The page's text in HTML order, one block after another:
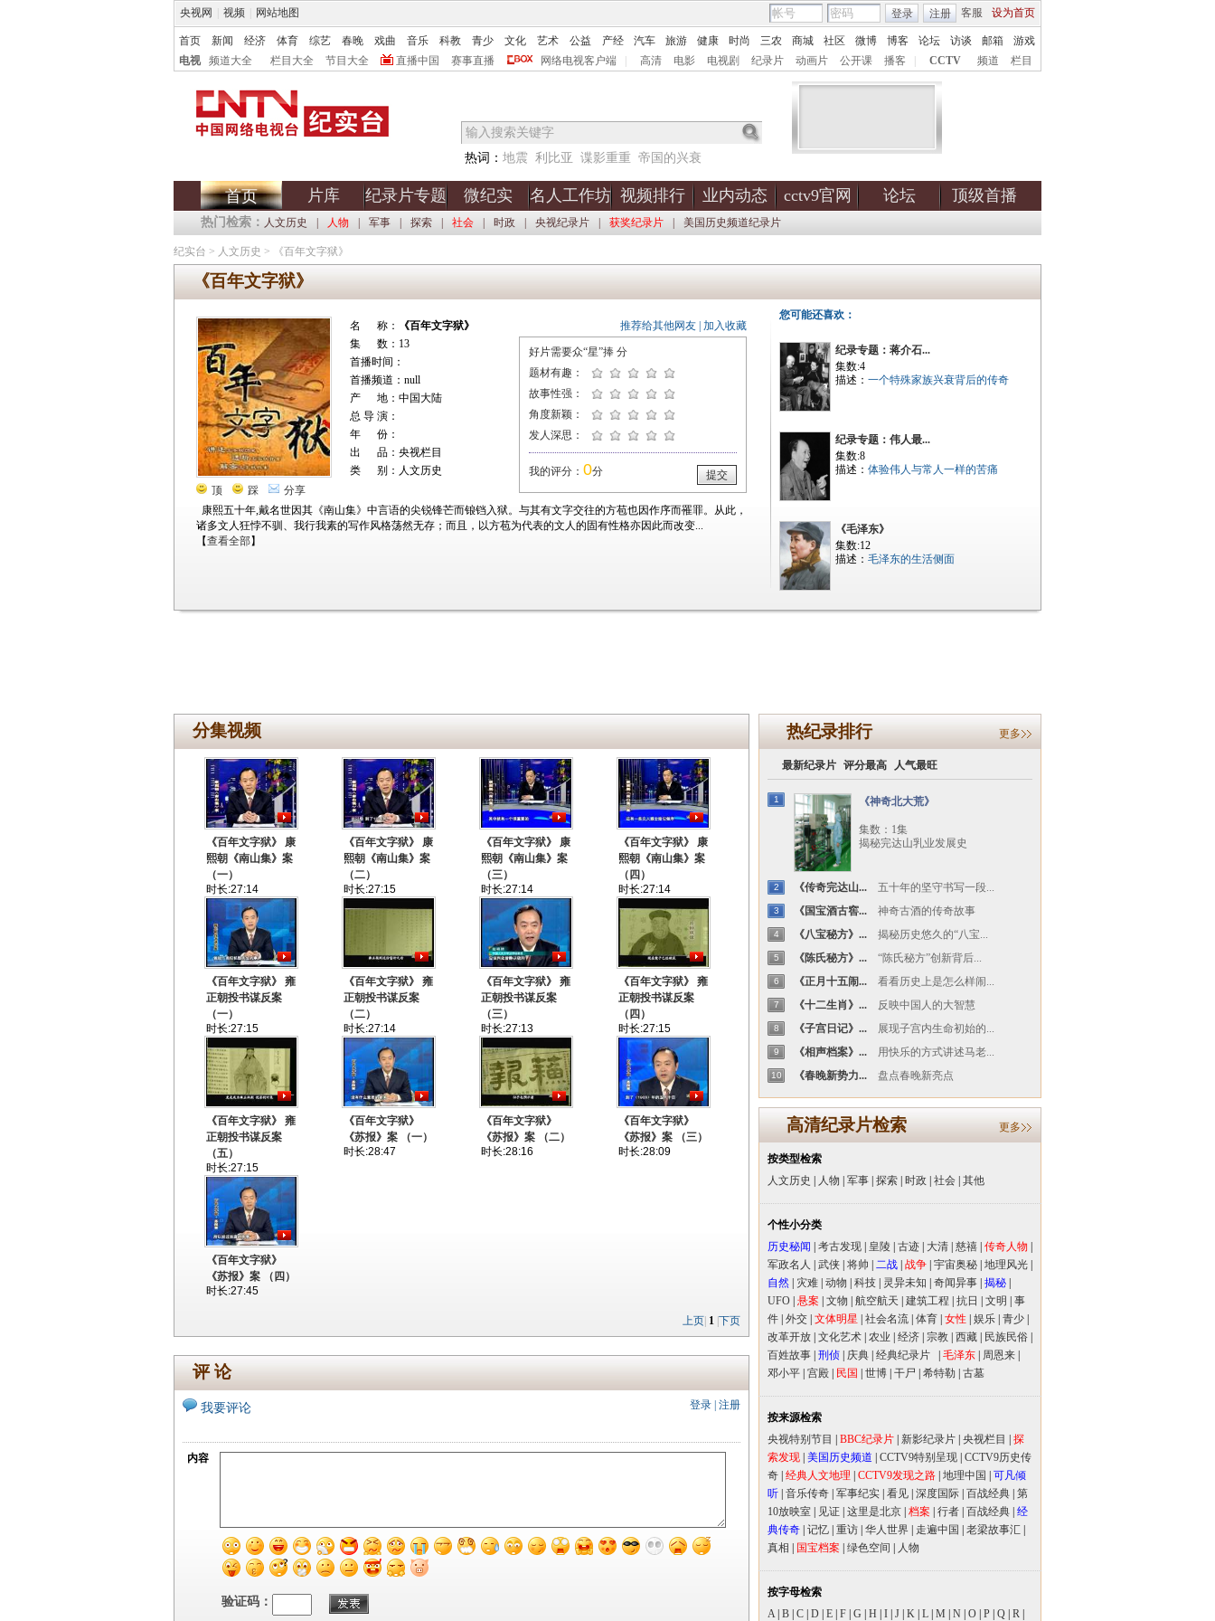
央视网 视频 网站地图 客服 设为首页
登录 注册
首页 新闻 经济 体育 综艺 春晚 戏曲 音乐 科教 青少 文化 艺术 公益 产经 汽车 旅游 健康 时尚 三农 商城 社区 微博 博客 论坛 访谈 邮箱
游戏
电视
频道大全 栏目大全 节目大全 直播中国 赛事直播 网络电视客户端 高清 电影 电视剧 纪录片 动画片 公开课 播客 CCTV 频道 栏目
热词： 地震 利比亚 谍影重重 帝国的兴衰
首页 片库 纪录片专题 微纪实 名人工作坊 视频排行 业内动态 cctv9官网 论坛 顶级首播
热门检索： 人文历史 人物 军事 探索 社会 时政 央视纪录片 获奖纪录片 美国历史频道纪录片
纪实台 > 人文历史 > 《百年文字狱》
《百年文字狱》
顶 踩 分享
名 称：
《百年文字狱》
集 数：13
首播时间：
首播频道：null
产 地：中国大陆
总 导 演：
年 份：
出 品：央视栏目
类 别：人文历史
康熙五十年,戴名世因其《南山集》中言语的尖锐锋芒而锒铛入狱。与其有文字交往的方苞也因作序而罹罪。从此，
诸多文人狂悖不驯、我行我素的写作风格荡然无存；而且，以方苞为代表的文人的固有性格亦因此而改变...
【查看全部】
推荐给其他网友 加入收藏
好片需要众“星”捧 分
题材有趣：
故事性强：
角度新颖：
发人深思：
我的评分： 0分 提交
您可能还喜欢：
纪录专题：蒋介石...
集数:4
描述： 一个特殊家族兴衰背后的传奇
纪录专题：伟人最...
集数:8
描述： 体验伟人与常人一样的苦痛
《毛泽东》
集数:12
描述： 毛泽东的生活侧面
分集视频
《百年文字狱》 康
熙朝《南山集》案
（一）
时长:27:14
《百年文字狱》 康
熙朝《南山集》案
（二）
时长:27:15
《百年文字狱》 康
熙朝《南山集》案
（三）
时长:27:14
《百年文字狱》 康
熙朝《南山集》案
（四）
时长:27:14
《百年文字狱》 雍
正朝投书谋反案
（一）
时长:27:15
《百年文字狱》 雍
正朝投书谋反案
（二）
时长:27:14
《百年文字狱》 雍
正朝投书谋反案
（三）
时长:27:13
《百年文字狱》 雍
正朝投书谋反案
（四）
时长:27:15
《百年文字狱》 雍
正朝投书谋反案
（五）
时长:27:15
《百年文字狱》
《苏报》案 （一）
时长:28:47
《百年文字狱》
《苏报》案 （二）
时长:28:16
《百年文字狱》
《苏报》案 （三）
时长:28:09
《百年文字狱》
《苏报》案 （四）
时长:27:45
上页 1 下页
评 论
登录 注册
我要评论
内容
验证码：
热纪录排行 更多
最新纪录片 评分最高 人气最旺
1 《神奇北大荒》
集数：1集
揭秘完达山乳业发展史
2 《传奇完达山... 五十年的坚守书写一段...
3 《国宝酒古窖... 神奇古酒的传奇故事
4 《八宝秘方》... 揭秘历史悠久的“八宝...
5 《陈氏秘方》... “陈氏秘方”创新背后...
6 《正月十五闹... 看看历史上是怎么样闹...
7 《十二生肖》... 反映中国人的大智慧
8 《子宫日记》... 展现子宫内生命初始的...
9 《相声档案》... 用快乐的方式讲述马老...
10 《春晚新势力... 盘点春晚新亮点
高清纪录片检索 更多
按类型检索
人文历史
人物 军事 探索 时政 社会 其他
个性小分类
历史秘闻
考古发现 皇陵 古迹 大清 慈禧 传奇人物
军政名人
武侠 将帅 二战 战争 宇宙奥秘 地理风光
自然
灾难 动物 科技 灵异未知 奇闻异事 揭秘
UFO 悬案 文物 航空航天 建筑工程 抗日 文明
事
件 外交 文体明星 社会名流 体育 女性 娱乐 青少
改革开放 文化艺术 农业 经济 宗教 西藏 民族民俗
百姓故事 刑侦 庆典 经典纪录片 毛泽东 周恩来
邓小平 宫殿 民国 世博 干尸 希特勒 古墓
按来源检索
央视特别节目
BBC纪录片 新影纪录片 央视栏目
探
索发现 美国历史频道 CCTV9特别呈现 CCTV9历史传
奇 经典人文地理 CCTV9发现之路 地理中国
可凡倾
听 音乐传奇 军事纪实 看见 深度国际 百战经典 第
10放映室
见证 这里是北京 档案 行者 百战经典 经
典传奇 记忆 重访 华人世界 走遍中国 老梁故事汇
真相
国宝档案 绿色空间 人物
按字母检索
A| B C D E F G H I J K L M N O P Q R